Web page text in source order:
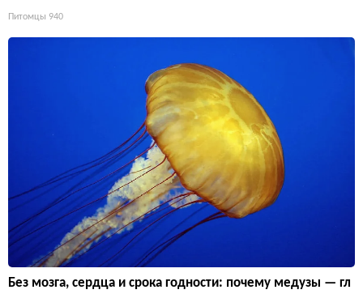
Питомцы 940
Без мозга, сердца и срока годности: почему медузы — гл